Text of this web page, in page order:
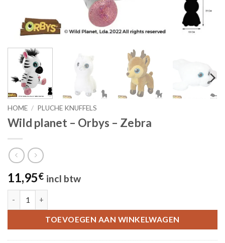
HOME / PLUCHE KNUFFELS
Wild planet – Orbys – Zebra
11,95€ incl btw
TOEVOEGEN AAN WINKELWAGEN